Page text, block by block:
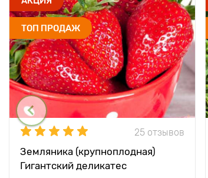
ТОП ПРОДАЖ
25 отзывов
Земляника (крупноплодная)
Гигантский деликатес